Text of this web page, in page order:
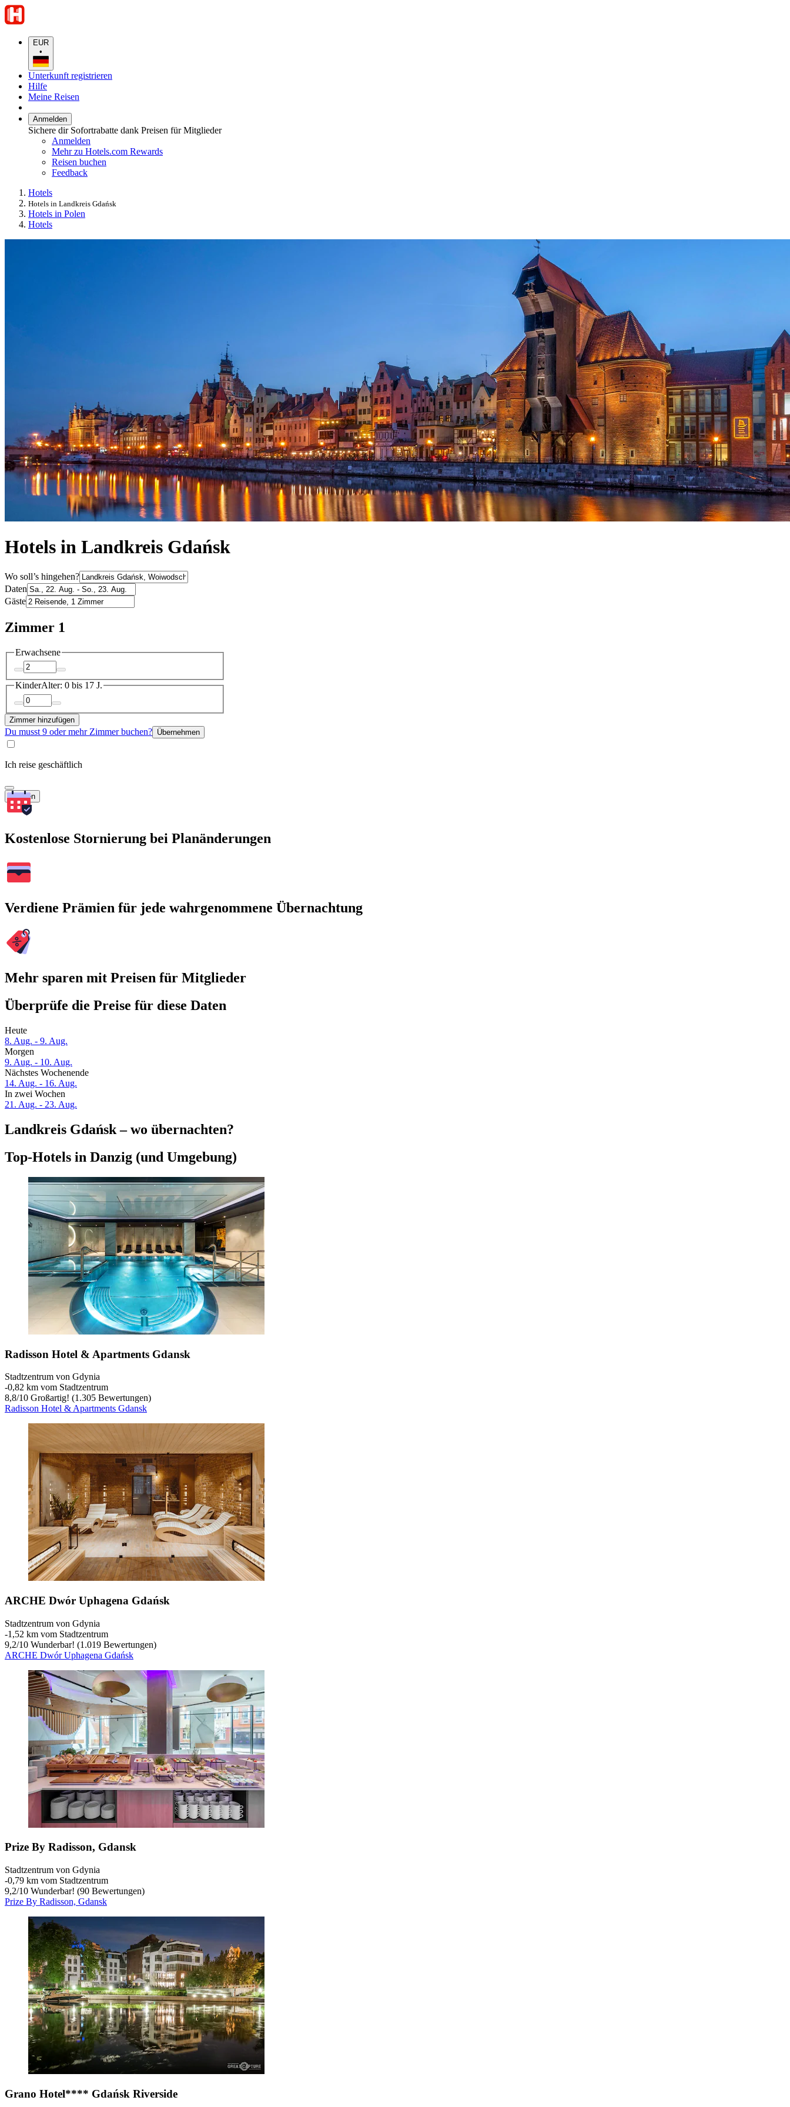
EUR
•
Unterkunft registrieren
Hilfe
Meine Reisen
Anmelden
Sichere dir Sofortrabatte dank Preisen für Mitglieder
Anmelden
Mehr zu Hotels.com Rewards
Reisen buchen
Feedback
Hotels
Hotels in Landkreis Gdańsk
Hotels in Polen
Hotels
Hotels in Landkreis Gdańsk
Wo soll’s hingehen?
Daten
Gäste
Zimmer 1
Erwachsene
KinderAlter: 0 bis 17 J.
Zimmer hinzufügen
Du musst 9 oder mehr Zimmer buchen? Übernehmen
Ich reise geschäftlich
Suchen
Kostenlose Stornierung bei Planänderungen
Verdiene Prämien für jede wahrgenommene Übernachtung
Mehr sparen mit Preisen für Mitglieder
Überprüfe die Preise für diese Daten
Heute
8. Aug. - 9. Aug.
Morgen
9. Aug. - 10. Aug.
Nächstes Wochenende
14. Aug. - 16. Aug.
In zwei Wochen
21. Aug. - 23. Aug.
Landkreis Gdańsk – wo übernachten?
Top-Hotels in Danzig (und Umgebung)
Radisson Hotel & Apartments Gdansk
Stadtzentrum von Gdynia
‐0,82 km vom Stadtzentrum
8,8/10 Großartig! (1.305 Bewertungen)
Radisson Hotel & Apartments Gdansk
ARCHE Dwór Uphagena Gdańsk
Stadtzentrum von Gdynia
‐1,52 km vom Stadtzentrum
9,2/10 Wunderbar! (1.019 Bewertungen)
ARCHE Dwór Uphagena Gdańsk
Prize By Radisson, Gdansk
Stadtzentrum von Gdynia
‐0,79 km vom Stadtzentrum
9,2/10 Wunderbar! (90 Bewertungen)
Prize By Radisson, Gdansk
Grano Hotel**** Gdańsk Riverside